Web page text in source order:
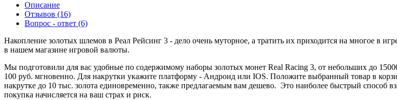
Описание
Отзывов (16)
Вопрос - ответ (6)
Накопление золотых шлемов в Реал Рейсинг 3 - дело очень муторное, а тратить их приходится на многое в
в нашем магазине игровой валюты.
Мы подготовили для вас удобные по содержимому наборы золотых монет Real Racing 3, от небольших до
100 руб. мгновенно. Для накрутки укажите платформу - Андроид или IOS. Положите выбранный товар в
накрутке до 10 тыс. золота единовременно, также предлагаемым вам дешево. Это наиболее быстрый способ
покупка начисляется на ваш страх и риск.